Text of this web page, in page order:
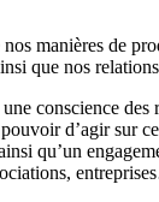
manières de
que nos
conscience des
d’agir sur
qu’un